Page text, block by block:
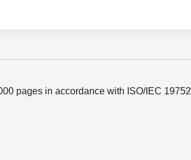
pages in accordance with ISO/IEC 19752